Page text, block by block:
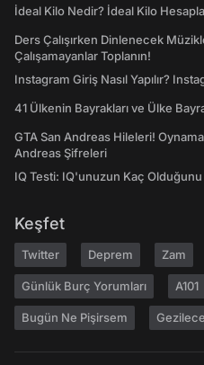
İdeal Kilo Nedir? İdeal Kilo
Ders Çalışırken Dinlenecek
Çalışamayanlar Toplanın!
Instagram Giriş Nasıl Yapılır?
41 Ülkenin Bayrakları ve Ülke
GTA San Andreas Hileleri!
Andreas Şifreleri
IQ Testi: IQ'unuzun Kaç
Keşfet
Twitter Deprem Zam
Günlük Burç Yorumları A101
Bugün Ne Pişirsem